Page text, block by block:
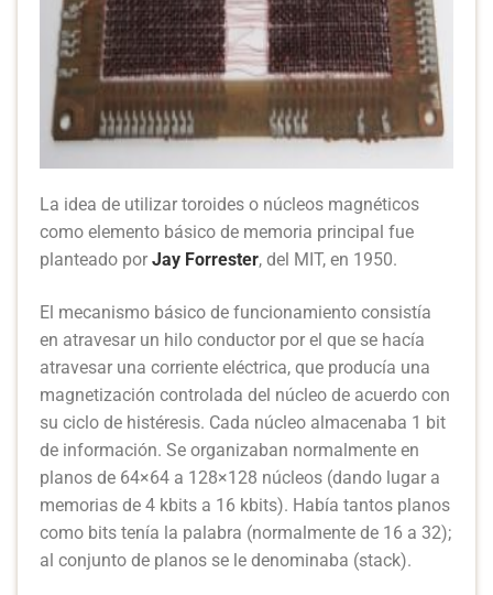
La idea de utilizar toroides o núcleos magnéticos
como elemento básico de memoria principal fue
planteado por Jay Forrester, del MIT, en 1950.
El mecanismo básico de funcionamiento consistía
en atravesar un hilo conductor por el que se hacía
atravesar una corriente eléctrica, que producía una
magnetización controlada del núcleo de acuerdo con
su ciclo de histéresis. Cada núcleo almacenaba 1 bit
de información. Se organizaban normalmente en
planos de 64×64 a 128×128 núcleos (dando lugar a
memorias de 4 kbits a 16 kbits). Había tantos planos
como bits tenía la palabra (normalmente de 16 a 32);
al conjunto de planos se le denominaba (stack).